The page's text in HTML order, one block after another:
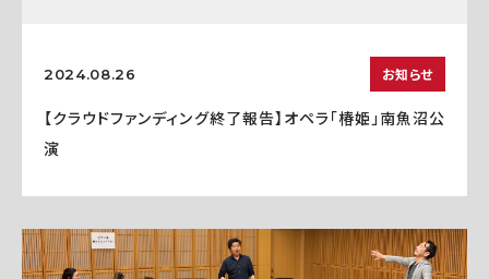
2024.08.26 お知らせ
【クラウドファンディング終了報告】オペラ「椿姫」南魚沼公
演